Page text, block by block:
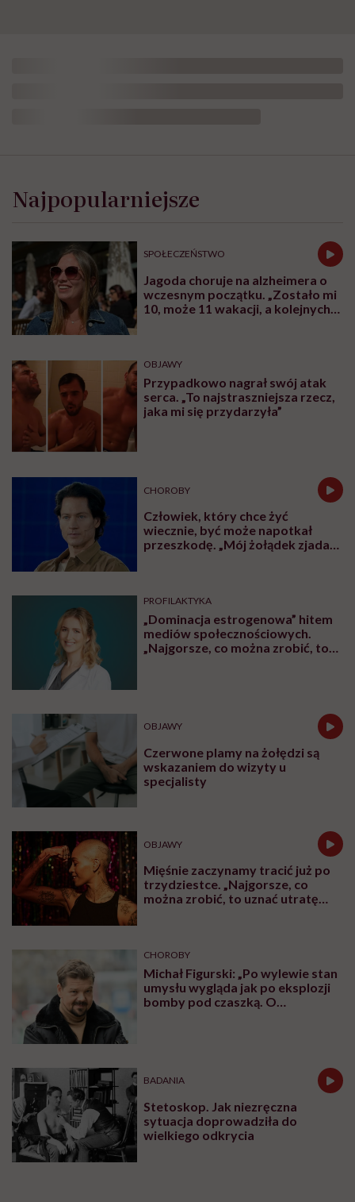
Najpopularniejsze
SPOŁECZEŃSTWO
Jagoda choruje na alzheimera o
wczesnym początku. „Zostało mi
10, może 11 wakacji, a kolejnych
OBJAWY
Przypadkowo nagrał swój atak
serca. „To najstraszniejsza rzecz,
jaka mi się przydarzyła”
CHOROBY
Człowiek, który chce żyć
wiecznie, być może napotkał
przeszkodę. „Mój żołądek zjada
PROFILAKTYKA
„Dominacja estrogenowa” hitem
mediów społecznościowych.
„Najgorsze, co można zrobić, to
OBJAWY
Czerwone plamy na żołędzi są
wskazaniem do wizyty u
specjalisty
OBJAWY
Mięśnie zaczynamy tracić już po
trzydziestce. „Najgorsze, co
można zrobić, to uznać utratę
CHOROBY
Michał Figurski: „Po wylewie stan
umysłu wygląda jak po eksplozji
bomby pod czaszką. O
BADANIA
Stetoskop. Jak niezręczna
sytuacja doprowadziła do
wielkiego odkrycia